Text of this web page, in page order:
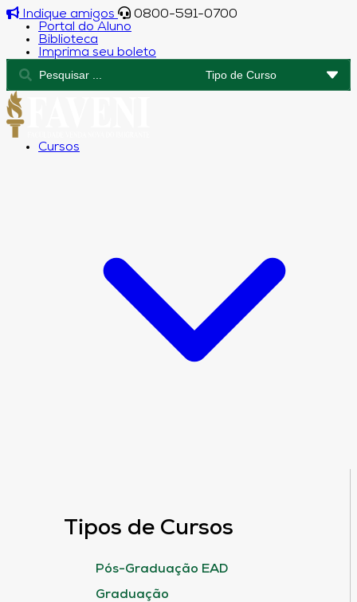
Indique amigos
0800-591-0700
Portal do Aluno
Biblioteca
Imprima seu boleto
Cursos
Tipos de Cursos
Pós-Graduação EAD
Graduação